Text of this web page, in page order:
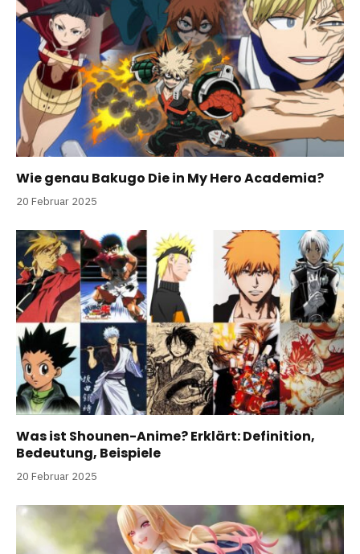
Wie genau Bakugo Die in My Hero Academia?
20 Februar 2025
Was ist Shounen-Anime? Erklärt: Definition,
Bedeutung, Beispiele
20 Februar 2025